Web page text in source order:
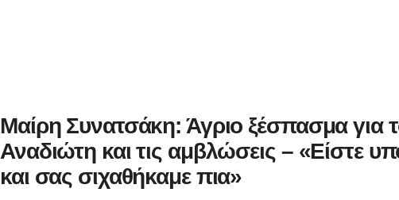
Μαίρη Συνατσάκη: Άγριο ξέσπασμα για
Αναδιώτη και τις αμβλώσεις – «Είστε
και σας σιχαθήκαμε πια»